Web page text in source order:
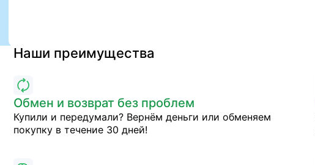
Наши преимущества
Обмен и возврат без проблем
Купили и передумали? Вернём деньги или обменяем
покупку в течение 30 дней!